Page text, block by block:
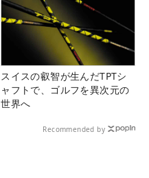
スイスの叡智が生んだTPTシ
ャフトで、ゴルフを異次元の
世界へ
Recommended by